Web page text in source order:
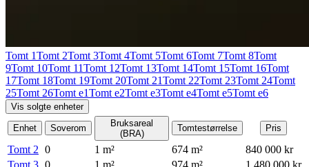
Tomt 1Tomt 2Tomt 3Tomt 4Tomt 5Tomt 6Tomt 7Tomt 8Tomt
9Tomt 10Tomt 11Tomt 12Tomt 13Tomt 14Tomt 15Tomt 16Tomt
17Tomt 18Tomt 19Tomt 20Tomt 21Tomt 22Tomt 23Tomt 24Tomt
25Tomt 26Tomt e1Tomt e2Tomt e3Tomt e4Tomt e5Tomt e6
Vis solgte enheter
Enhet Soverom
Bruksareal
(BRA)
Tomtestørrelse Pris
Tomt 2 0 1 m² 674 m²
840 000 kr
Tomt 3 0 1 m² 974 m²
1 480 000 kr